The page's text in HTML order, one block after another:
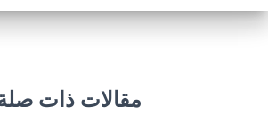
مقالات ذات